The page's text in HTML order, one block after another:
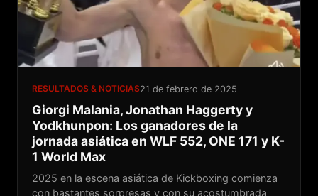
RESULTADOS & NOTICIAS21 de febrero de 2025
Giorgi Malania, Jonathan Haggerty y
Yodkhunpon: Los ganadores de la
jornada asiática en WLF 552, ONE 171 y K-
1 World Max
2025 en la escena asiática de Kickboxing comienza
con bastantes sorpresas y con su acostumbrada